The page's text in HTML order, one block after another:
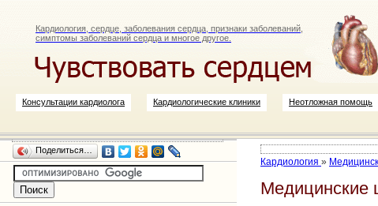
Кардиология, сердце, заболевания сердца, признаки заболеваний,
симптомы заболеваний сердца и многое другое.
Консультации кардиолога Кардиологические клиники Неотложная помощь
Поделиться…
Кардиология »
Медицинские